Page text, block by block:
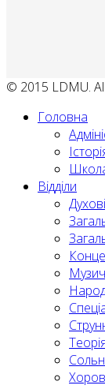
© 2015 LDMU.
Головна
Відділи